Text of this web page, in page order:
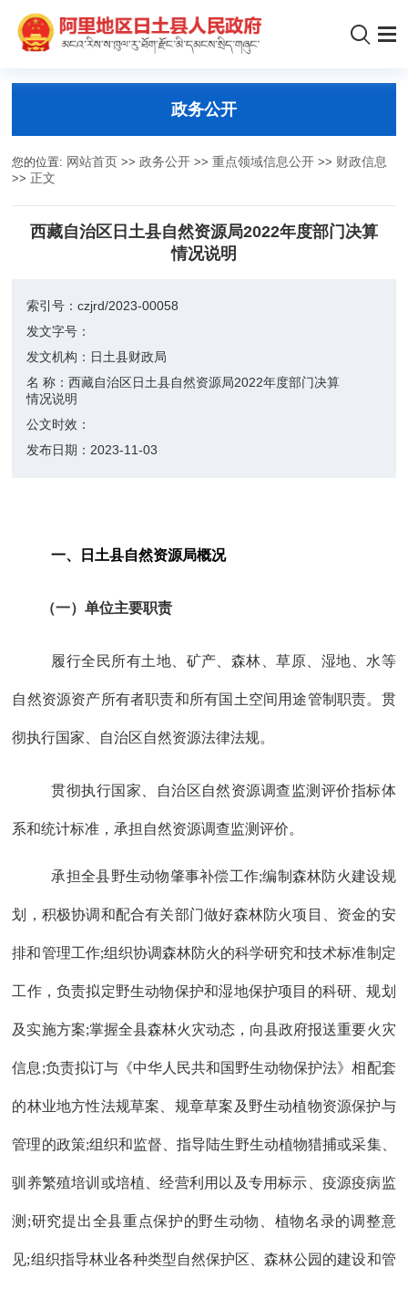
政务公开
您的位置: 网站首页 >>政务公开 >>重点领域信息公开 >> 财政信息
>> 正文
西藏自治区日土县自然资源局2022年度部门决算
情况说明
索引号：czjrd/2023-00058
发文字号：
发文机构： 日土县财政局
名 称：西藏自治区日土县自然资源局2022年度部门决算
情况说明
公文时效：
发布日期： 2023-11-03
一、日土县自然资源局概况
（一）单位主要职责
履行全民所有土地、矿产、森林、草原、湿地、水等
自然资源资产所有者职责和所有国土空间用途管制职责。贯
彻执行国家、自治区自然资源法律法规。
贯彻执行国家、自治区自然资源调查监测评价指标体
系和统计标准，承担自然资源调查监测评价。
承担全县野生动物肇事补偿工作;编制森林防火建设规
划，积极协调和配合有关部门做好森林防火项目、资金的安
排和管理工作;组织协调森林防火的科学研究和技术标准制定
工作，负责拟定野生动物保护和湿地保护项目的科研、规划
及实施方案;掌握全县森林火灾动态，向县政府报送重要火灾
信息;负责拟订与《中华人民共和国野生动物保护法》相配套
的林业地方性法规草案、规章草案及野生动植物资源保护与
管理的政策;组织和监督、指导陆生野生动植物猎捕或采集、
驯养繁殖培训或培植、经营利用以及专用标示、疫源疫病监
测;研究提出全县重点保护的野生动物、植物名录的调整意
见;组织指导林业各种类型自然保护区、森林公园的建设和管